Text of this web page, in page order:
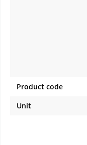
Product code
Unit